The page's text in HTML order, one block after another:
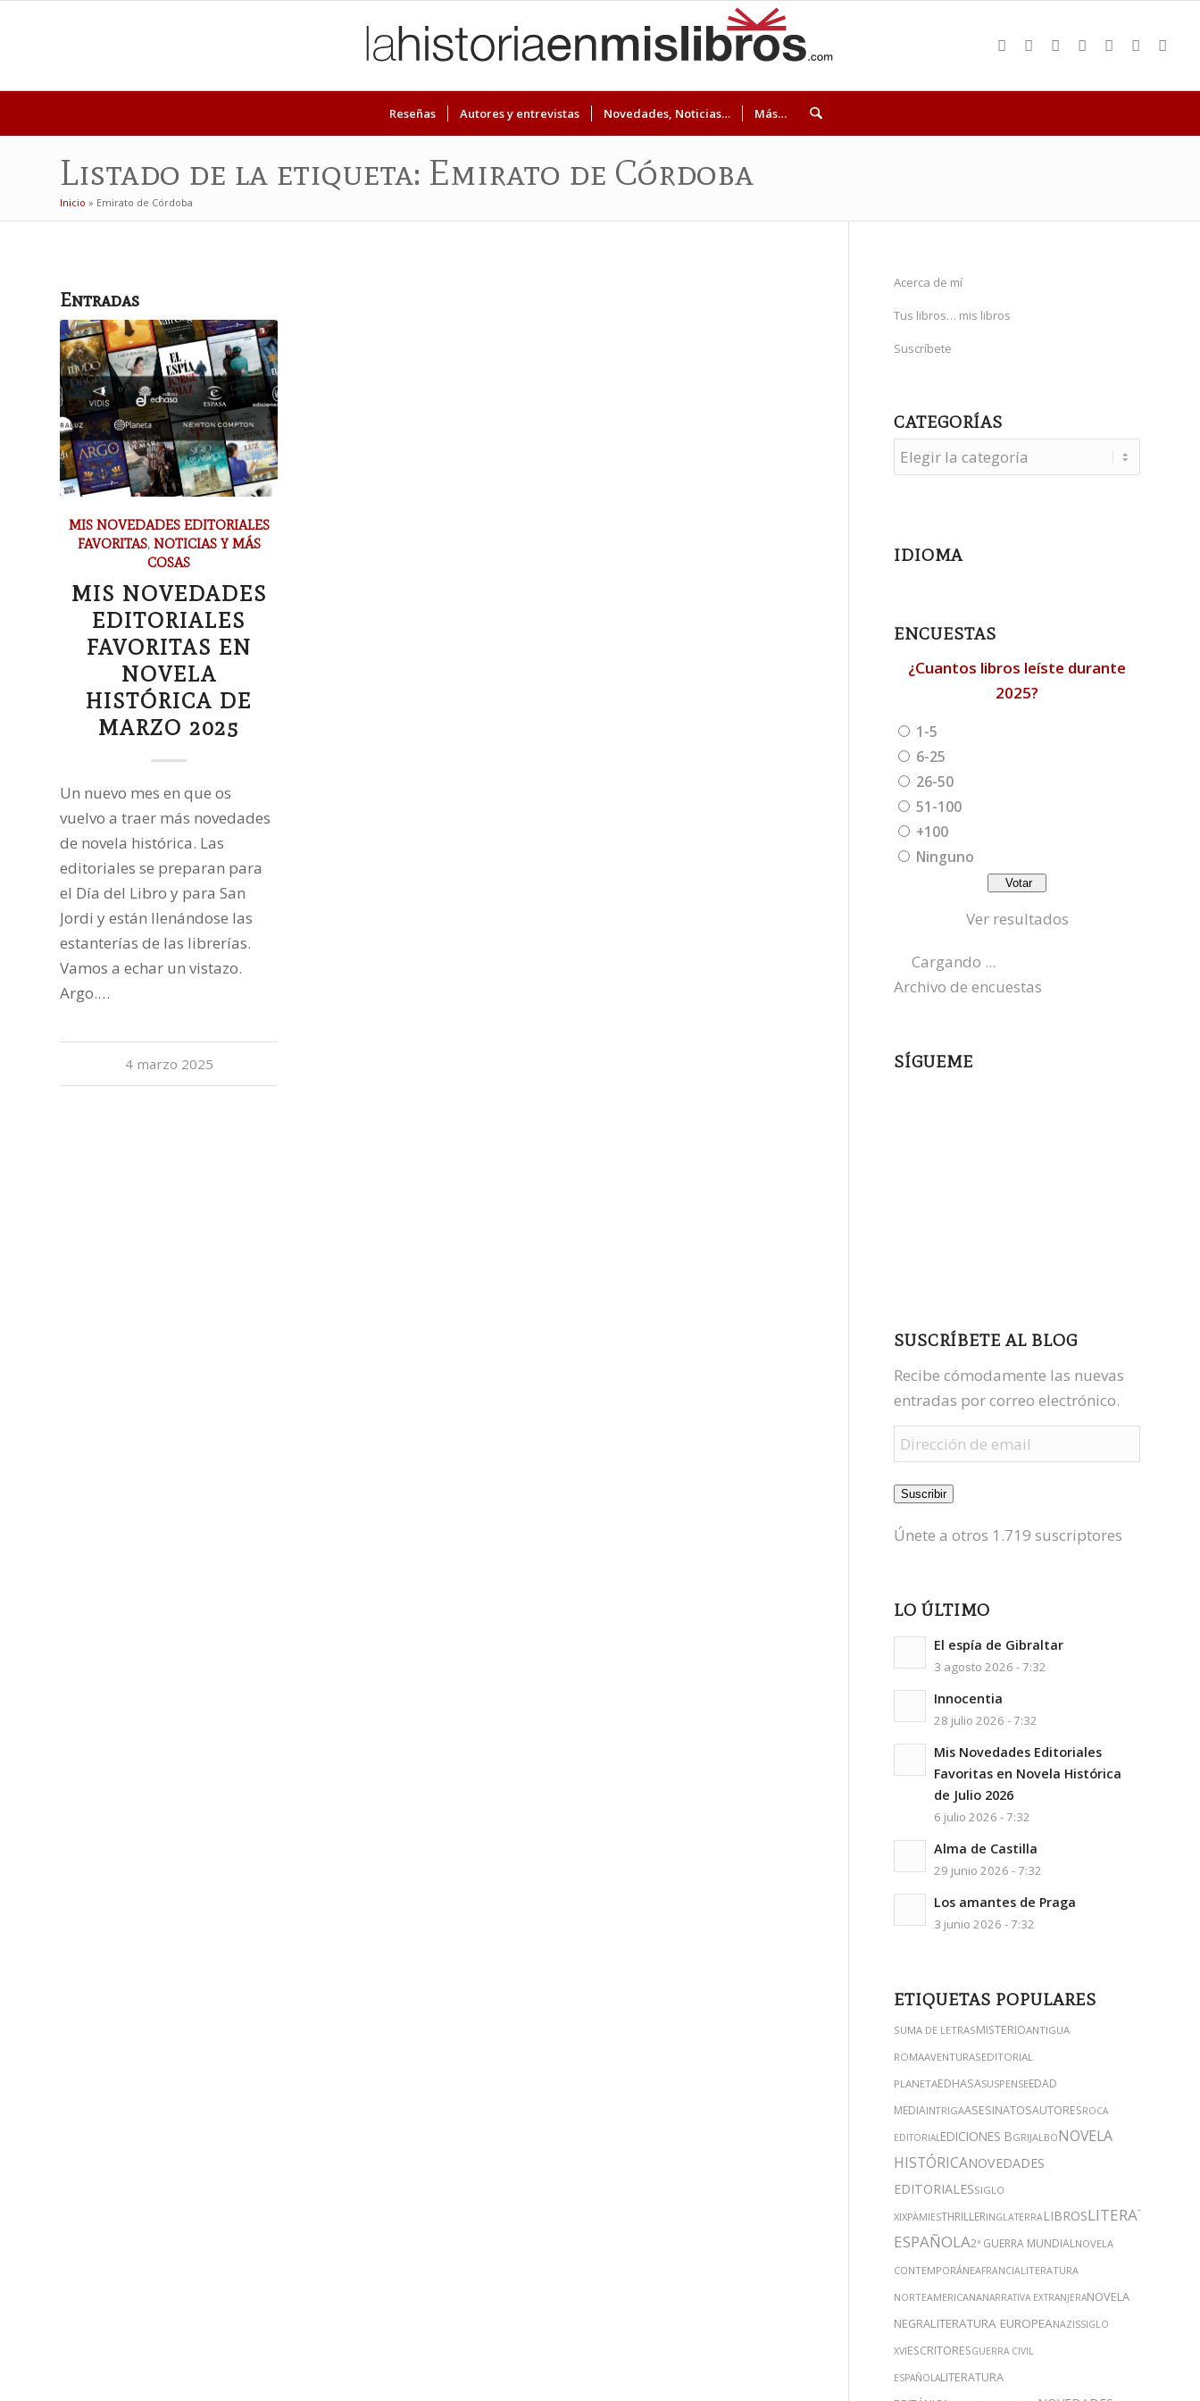
Reseñas Autores y entrevistas Novedades, Noticias… Más…
Listado de la etiqueta: Emirato de Córdoba
Inicio » Emirato de Córdoba
Entradas
MIS NOVEDADES EDITORIALES
FAVORITAS, NOTICIAS Y MÁS
COSAS
MIS NOVEDADES
EDITORIALES
FAVORITAS EN
NOVELA
HISTÓRICA DE
MARZO 2025
Un nuevo mes en que os
vuelvo a traer más novedades
de novela histórica. Las
editoriales se preparan para
el Día del Libro y para San
Jordi y están llenándose las
estanterías de las librerías.
Vamos a echar un vistazo.
Argo.…
4 marzo 2025
Acerca de mí
Tus libros… mis libros
Suscríbete
CATEGORÍAS
Categorías
IDIOMA
ENCUESTAS
¿Cuantos libros leíste durante
2025?
1-5
6-25
26-50
51-100
+100
Ninguno
Ver resultados
Cargando ...
Archivo de encuestas
SÍGUEME
SUSCRÍBETE AL BLOG
Recibe cómodamente las nuevas
entradas por correo electrónico.
Dirección
de
email
Suscribir
Únete a otros 1.719 suscriptores
LO ÚLTIMO
El espía de Gibraltar
3 agosto 2026 - 7:32
Innocentia
28 julio 2026 - 7:32
Mis Novedades Editoriales
Favoritas en Novela Histórica
de Julio 2026
6 julio 2026 - 7:32
Alma de Castilla
29 junio 2026 - 7:32
Los amantes de Praga
3 junio 2026 - 7:32
ETIQUETAS POPULARES
SUMA DE LETRASMISTERIOANTIGUA
ROMAAVENTURASEDITORIAL
PLANETAEDHASASUSPENSEEDAD
MEDIAINTRIGAASESINATOSAUTORESROCA
EDITORIALEDICIONES BGRIJALBONOVELA
HISTÓRICANOVEDADES
EDITORIALESSIGLO
XIXPÀMIESTHRILLERINGLATERRALIBROSLITERATURA
ESPAÑOLA2ª GUERRA MUNDIALNOVELA
CONTEMPORÁNEAFRANCIALITERATURA
NORTEAMERICANANARRATIVA EXTRANJERANOVELA
NEGRALITERATURA EUROPEANAZISSIGLO
XVIESCRITORESGUERRA CIVIL
ESPAÑOLALITERATURA